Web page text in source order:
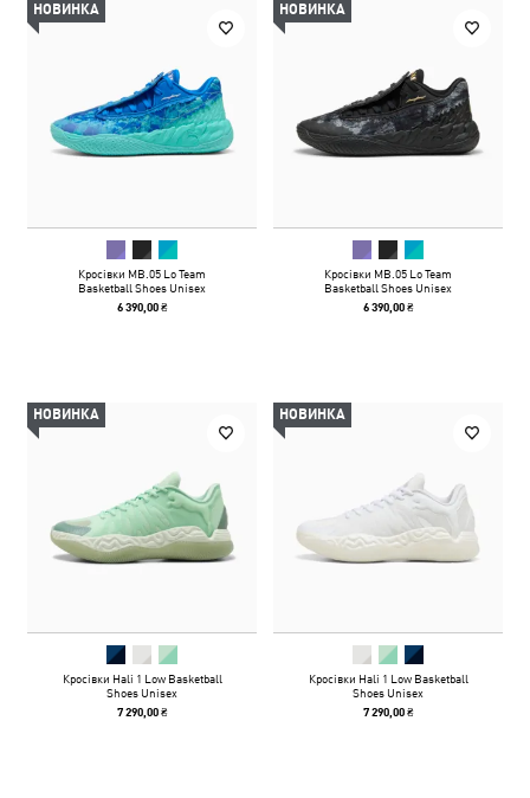
НОВИНКА
Кросівки MB.05 Lo Team
Basketball Shoes Unisex
6 390,00 ₴
НОВИНКА
Кросівки MB.05 Lo Team
Basketball Shoes Unisex
6 390,00 ₴
НОВИНКА
Кросівки Hali 1 Low Basketball
Shoes Unisex
7 290,00 ₴
НОВИНКА
Кросівки Hali 1 Low Basketball
Shoes Unisex
7 290,00 ₴